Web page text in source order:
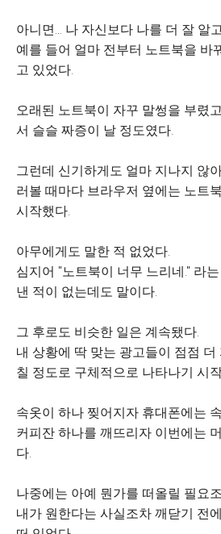
아니면… 나 자신보다 나를 더 잘 알
예를 들어 얼마 전부터 노트북을 바
고 있었다.
오래된 노트북이 자꾸 말썽을 부렸
서 슬슬 짜증이 날 정도였다.
그런데 신기하게도 얼마 지나지 않
러볼 때마다 브라우저 옆에는 노트
시작했다.
아무에게도 말한 적 없었다.
심지어 "노트북이 너무 느리네." 라
낸 적이 없는데도 말이다.
그 후로도 비슷한 일은 계속됐다.
내 상황에 딱 맞는 광고들이 점점 더
칠 정도로 구체적으로 나타나기 시
속옷이 하나 찢어지자 휴대폰에는
커피잔 하나를 깨뜨리자 이번에는
다.
나중에는 아예 뭔가를 떠올릴 필요
내가 원한다는 사실조차 깨닫기 전